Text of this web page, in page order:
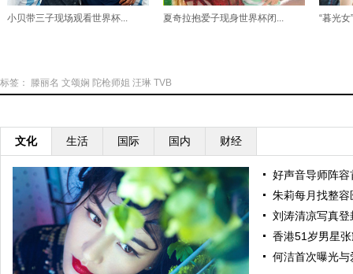
小贝带三子现场观看世界杯... 夏奇拉抱爱子现身世界杯闭... “暮光
标签： 滕丽名 文颂娴 陀枪师姐 汪琳 TVB
文化 生活 国际 国内 财经
好声音导师阵
朱莉每月找整
刘涛清凉写真
香港51岁男星
何洁首次曝光